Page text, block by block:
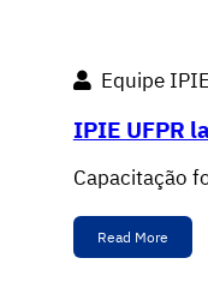
Equipe IPIE
IPIE UFPR
Capacitação
Read More